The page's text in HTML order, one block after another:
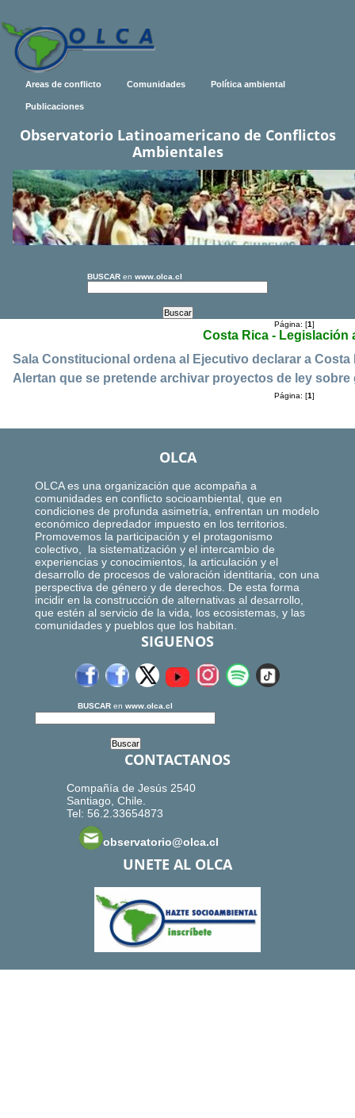
Areas de conflicto Comunidades Política ambiental
Publicaciones
Observatorio Latinoamericano de Conflictos
Ambientales
BUSCAR en www.olca.cl
Página: [1]
Costa Rica - Legislación
Sala Constitucional ordena al Ejecutivo declarar a
Alertan que se pretende archivar proyectos de ley sobre
Página: [1]
OLCA
OLCA es una organización que acompaña a
comunidades en conflicto socioambiental, que en
condiciones de profunda asimetría, enfrentan un modelo
económico depredador impuesto en los territorios.
Promovemos la participación y el protagonismo
colectivo, la sistematización y el intercambio de
experiencias y conocimientos, la articulación y el
desarrollo de procesos de valoración identitaria, con una
perspectiva de género y de derechos. De esta forma
incidir en la construcción de alternativas al desarrollo,
que estén al servicio de la vida, los ecosistemas, y las
comunidades y pueblos que los habitan.
SIGUENOS
BUSCAR en www.olca.cl
CONTACTANOS
Compañía de Jesús 2540
Santiago, Chile.
Tel: 56.2.33654873
observatorio@olca.cl
UNETE AL OLCA